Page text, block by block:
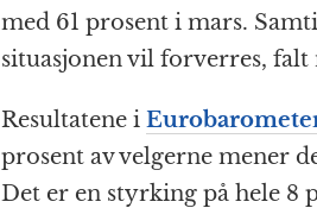
med 61 prosent i mars.
situasjonen vil forverres,
Resultatene i
prosent av velgerne mener
Det er en styrking på hele 8